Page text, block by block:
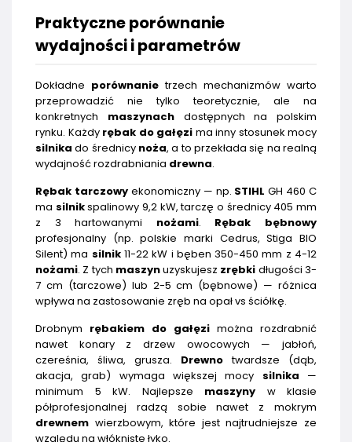
Praktyczne porównanie
wydajności i parametrów
Dokładne porównanie trzech mechanizmów warto
przeprowadzić nie tylko teoretycznie, ale na
konkretnych maszynachdostępnych na polskim
rynku. Każdy rębak do gałęzi ma inny stosunek mocy
silnika do średnicy noża, a to przekłada się na realną
wydajność rozdrabniania drewna.
Rębak tarczowyekonomiczny — np. STIHL GH 460 C
ma silnikspalinowy 9,2 kW, tarczę o średnicy 405 mm
z 3 hartowanymi nożami. Rębak bębnowy
profesjonalny (np. polskie marki Cedrus, Stiga BIO
Silent) ma silnik11-22 kW i bęben 350-450 mm z 4-12
nożami. Z tych maszynuzyskujesz zrębki długości 3-
7 cm (tarczowe) lub 2-5 cm (bębnowe) — różnica
wpływa na zastosowanie zręb na opał vs ściółkę.
Drobnym rębakiem do gałęzi można rozdrabnić
nawet konary z drzew owocowych — jabłoń,
czereśnia, śliwa, grusza. Drewno twardsze (dąb,
akacja, grab) wymaga większej mocy silnika —
minimum 5 kW. Najlepsze maszyny w klasie
półprofesjonalnej radzą sobie nawet z mokrym
drewnem wierzbowym, które jest najtrudniejsze ze
względu na włókniste łyko.